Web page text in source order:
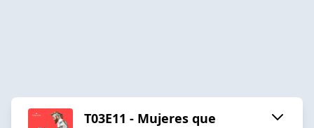
T03E11 - Mujeres que